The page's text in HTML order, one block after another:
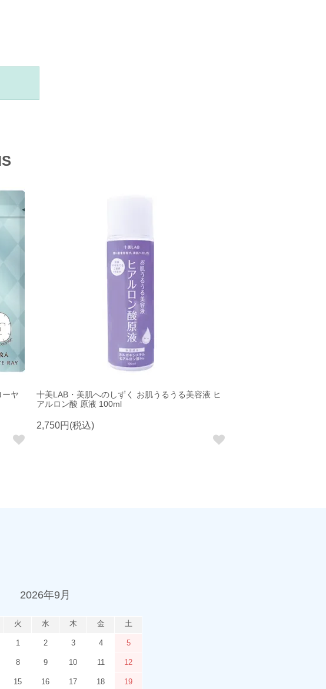
ーヤ
十美LAB・美肌へのしずく お肌うるうる美容液 ヒ
アルロン酸 原液 100ml
2,750円(税込)
2026年9月
火 水 木 金 土
1 2 3 4 5
8 9 10 11 12
15 16 17 18 19